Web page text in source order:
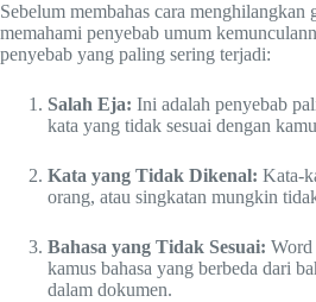
Sebelum membahas cara menghilangkan
memahami penyebab umum
penyebab yang paling sering terjadi:
Salah Eja: Ini adalah penyebab
kata yang tidak sesuai dengan
Kata yang Tidak Dikenal: Kata-
orang, atau singkatan mungkin
Bahasa yang Tidak Sesuai: Word
kamus bahasa yang berbeda dari
dalam dokumen.